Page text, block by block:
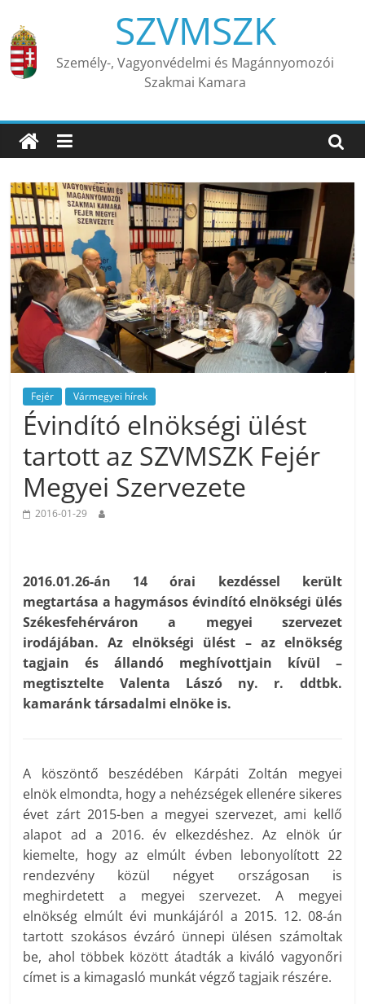
content
SZVMSZK
Személy-, Vagyonvédelmi és Magánnyomozói
Szakmai Kamara
Fejér Vármegyei hírek
Évindító elnökségi ülést
tartott az SZVMSZK Fejér
Megyei Szervezete
2016-01-29
2016.01.26-án 14 órai kezdéssel került
megtartása a hagymásos évindító elnökségi ülés
Székesfehérváron a megyei szervezet
irodájában. Az elnökségi ülést – az elnökség
tagjain és állandó meghívottjain kívül –
megtisztelte Valenta Lászó ny. r. ddtbk.
kamaránk társadalmi elnöke is.
A köszöntő beszédében Kárpáti Zoltán megyei
elnök elmondta, hogy a nehézségek ellenére sikeres
évet zárt 2015-ben a megyei szervezet, ami kellő
alapot ad a 2016. év elkezdéshez. Az elnök úr
kiemelte, hogy az elmúlt évben lebonyolított 22
rendezvény közül négyet országosan is
meghirdetett a megyei szervezet. A megyei
elnökség elmúlt évi munkájáról a 2015. 12. 08-án
tartott szokásos évzáró ünnepi ülésen számoltak
be, ahol többek között átadták a kiváló vagyonőri
címet is a kimagasló munkát végző tagjaik részére.